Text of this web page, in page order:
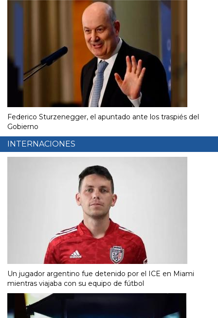
Federico Sturzenegger, el apuntado ante los traspiés del
Gobierno
INTERNACIONES
Un jugador argentino fue detenido por el ICE en Miami
mientras viajaba con su equipo de fútbol